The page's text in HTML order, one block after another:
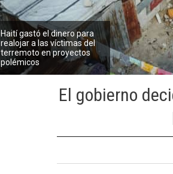
Haití gastó el dinero para
realojar a las víctimas del
terremoto en proyectos
polémicos
El gobierno